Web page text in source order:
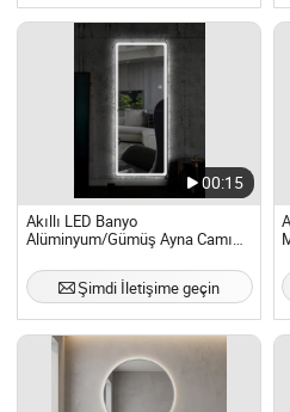
00:15
Akıllı LED Banyo
Alüminyum/Gümüş Ayna Camı
Işıklarla
Şimdi İletişime geçin